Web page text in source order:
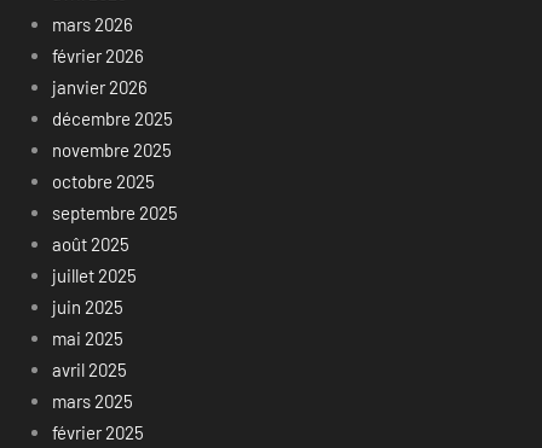
mars 2026
février 2026
janvier 2026
décembre 2025
novembre 2025
octobre 2025
septembre 2025
août 2025
juillet 2025
juin 2025
mai 2025
avril 2025
mars 2025
février 2025